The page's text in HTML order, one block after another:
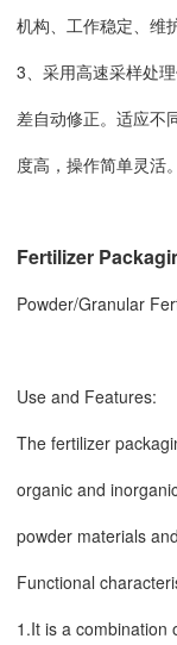
机构、工作稳定、维
3、采用高速采样处
差自动修正。适应不
度高，操作简单灵活。
Fertilizer
Powder/Granular
Use and Features:
The fertilizer
organic and
powder materials
Functional
1.It is a combination